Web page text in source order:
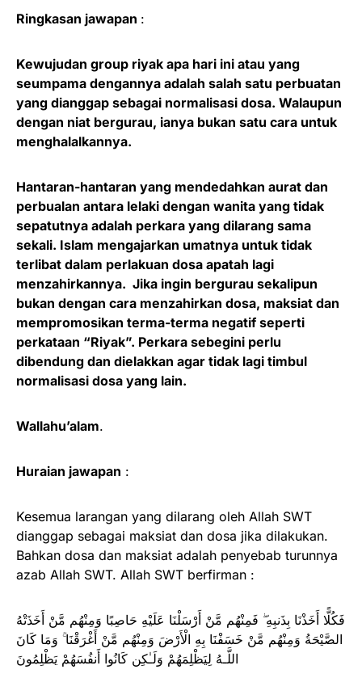
Ringkasan jawapan :
Kewujudan group riyak apa hari ini atau yang
seumpama dengannya adalah salah satu perbuatan
yang dianggap sebagai normalisasi dosa. Walaupun
dengan niat bergurau, ianya bukan satu cara untuk
menghalalkannya.
Hantaran-hantaran yang mendedahkan aurat dan
perbualan antara lelaki dengan wanita yang tidak
sepatutnya adalah perkara yang dilarang sama
sekali. Islam mengajarkan umatnya untuk tidak
terlibat dalam perlakuan dosa apatah lagi
menzahirkannya. Jika ingin bergurau sekalipun
bukan dengan cara menzahirkan dosa, maksiat dan
mempromosikan terma-terma negatif seperti
perkataan “Riyak”. Perkara sebegini perlu
dibendung dan dielakkan agar tidak lagi timbul
normalisasi dosa yang lain.
Wallahu’alam.
Huraian jawapan :
Kesemua larangan yang dilarang oleh Allah SWT
dianggap sebagai maksiat dan dosa jika dilakukan.
Bahkan dosa dan maksiat adalah penyebab turunnya
azab Allah SWT. Allah SWT berfirman :
فَكُلًّا أَخَذْنَا بِذَنبِهِ ۖ فَمِنْهُم مَّنْ أَرْسَلْنَا عَلَيْهِ حَاصِبًا وَمِنْهُم مَّنْ أَخَذَتْهُ
الصَّيْحَةُ وَمِنْهُم مَّنْ خَسَفْنَا بِهِ الْأَرْضَ وَمِنْهُم مَّنْ أَغْرَقْنَا ۚ وَمَا كَانَ
اللَّـهُ لِيَظْلِمَهُمْ وَلَـٰكِن كَانُوا أَنفُسَهُمْ يَظْلِمُونَ